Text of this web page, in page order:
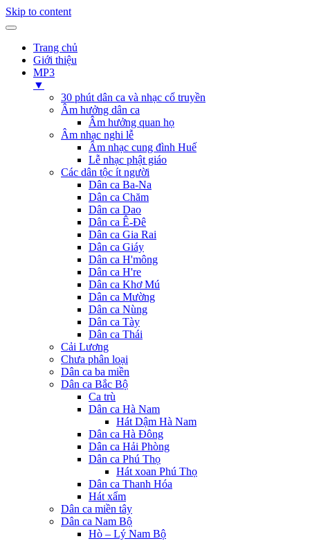
Skip to content
Trang chủ
Giới thiệu
MP3
▼
30 phút dân ca và nhạc cổ truyền
Âm hưởng dân ca
Âm hưởng quan họ
Âm nhạc nghi lễ
Âm nhạc cung đình Huế
Lễ nhạc phật giáo
Các dân tộc ít người
Dân ca Ba-Na
Dân ca Chăm
Dân ca Dao
Dân ca Ê-Đê
Dân ca Gia Rai
Dân ca Giáy
Dân ca H'mông
Dân ca H're
Dân ca Khơ Mú
Dân ca Mường
Dân ca Nùng
Dân ca Tày
Dân ca Thái
Cải Lương
Chưa phân loại
Dân ca ba miền
Dân ca Bắc Bộ
Ca trù
Dân ca Hà Nam
Hát Dậm Hà Nam
Dân ca Hà Đông
Dân ca Hải Phòng
Dân ca Phú Thọ
Hát xoan Phú Thọ
Dân ca Thanh Hóa
Hát xẩm
Dân ca miền tây
Dân ca Nam Bộ
Hò – Lý Nam Bộ